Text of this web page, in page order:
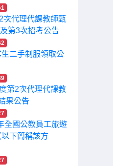
次代理代課教師甄
第3次招考公告
二手制服領取公
第2次代理代課教
果公告
全國公教員工旅遊
下簡稱該方